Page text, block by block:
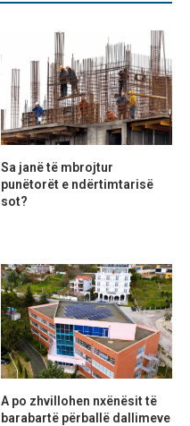
Sa janë të mbrojtur
punëtorët e ndërtimtarisë
sot?
A po zhvillohen nxënësit të
barabartë përballë dallimeve